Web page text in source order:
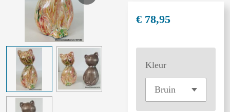
€ 78,95
Kleur